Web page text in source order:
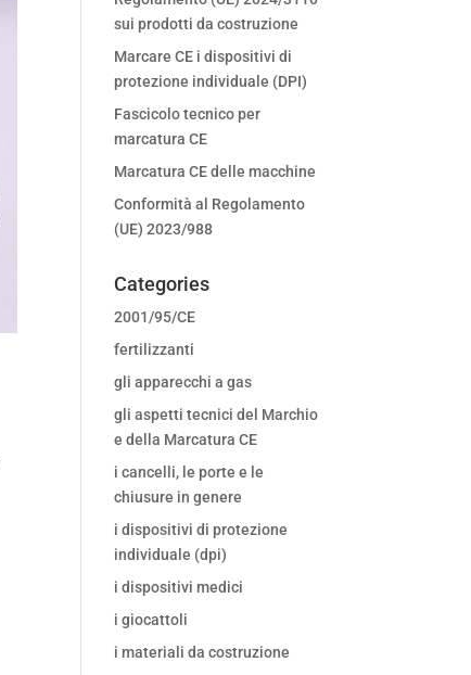
sui prodotti da costruzione
Marcare CE i dispositivi di
protezione individuale (DPI)
Fascicolo tecnico per
marcatura CE
Marcatura CE delle macchine
Conformità al Regolamento
(UE) 2023/988
Categories
2001/95/CE
fertilizzanti
gli apparecchi a gas
gli aspetti tecnici del Marchio
e della Marcatura CE
i cancelli, le porte e le
chiusure in genere
i dispositivi di protezione
individuale (dpi)
i dispositivi medici
i giocattoli
i materiali da costruzione